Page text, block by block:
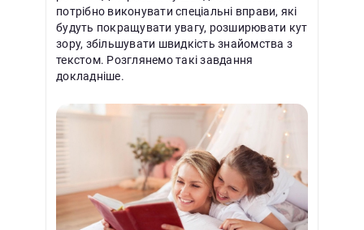
потрібно виконувати спеціальні вправи, які
будуть покращувати увагу, розширювати кут
зору, збільшувати швидкість знайомства з
текстом. Розглянемо такі завдання
докладніше.